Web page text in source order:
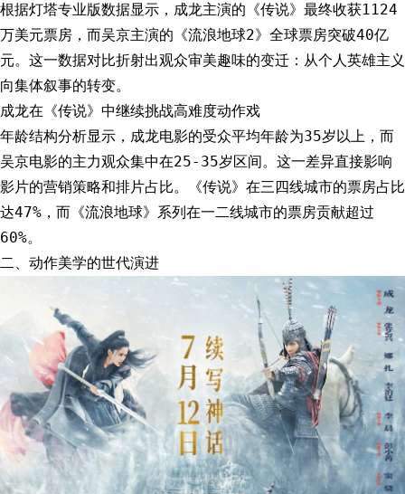
根据灯塔专业版数据显示，成龙主演的《传说》最终收获1124
万美元票房，而吴京主演的《流浪地球2》全球票房突破40亿
元。这一数据对比折射出观众审美趣味的变迁：从个人英雄主义
向集体叙事的转变。
成龙在《传说》中继续挑战高难度动作戏
年龄结构分析显示，成龙电影的受众平均年龄为35岁以上，而
吴京电影的主力观众集中在25-35岁区间。这一差异直接影响
影片的营销策略和排片占比。《传说》在三四线城市的票房占比
达47%，而《流浪地球》系列在一二线城市的票房贡献超过
60%。
二、动作美学的世代演进